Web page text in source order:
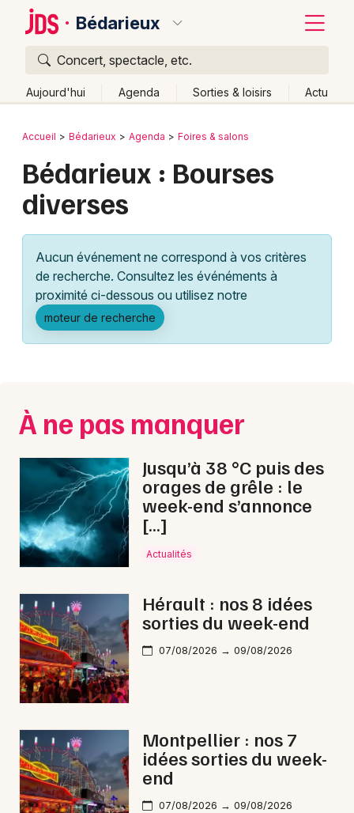
Bédarieux
Concert, spectacle, etc.
Aujourd'hui Agenda Sorties & loisirs Actu
Publier un événement
Grands événements
Activité & Expérience
Manifestations
Foires & salons
Concerts
Sports
Soirées
Sorties famille
Sorties & loisirs
Bourses dans l' Hérault
Bourses en Languedoc-Roussillon
Bourses en Occitanie
Bordeaux
Colmar
Lille
Lyon
Marseille
Mulhouse
Nice
Paris
Strasbourg
Toulouse
Toutes les villes
Retour
Accueil Bédarieux Agenda Foires & salons
Bédarieux : Bourses
diverses
Aucun événement ne correspond à vos critères
de recherche. Consultez les événéments à
proximité ci-dessous ou utilisez notre
moteur de recherche
À ne pas manquer
Jusqu’à 38 °C puis des
orages de grêle : le
week-end s’annonce
[…]
Actualités
Hérault : nos 8 idées
sorties du week-end
07/08/2026 → 09/08/2026
Montpellier : nos 7
idées sorties du week-
end
07/08/2026 → 09/08/2026
Quoi ?
Où ?
Languedoc-Roussillon
Partout
Près de moi
Changer de lieu
Aujourd'hui
Demain Ce week-end Autre